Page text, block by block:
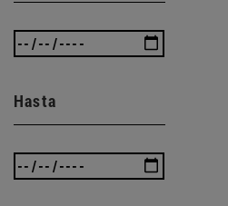
Hasta